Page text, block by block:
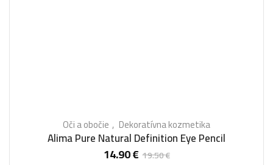
Oči a obočie Dekoratívna kozmetika
Alima Pure Natural Definition Eye Pencil
19.50€
14.90€